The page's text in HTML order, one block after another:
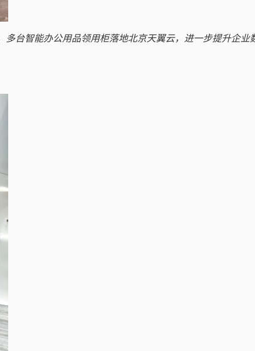
台智能办公用品领用柜落地北京天翼云，进一步提升企业